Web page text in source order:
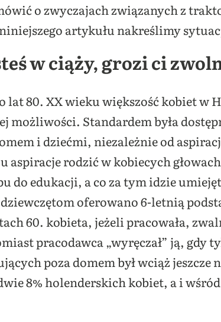
o zwyczajach związanych z
artykułu nakreślimy
w ciąży, grozi ci
lat 80. XX wieku większość kobiet w
możliwości. Standardem była
i dziećmi, niezależnie od
aspiracje rodzić w kobiecych
do edukacji, a co za tym idzie
oferowano 6-letnią
60. kobieta, jeżeli pracowała,
pracodawca „wyręczał” ją, gdy
poza domem był wciąż jeszcze
8% holenderskich kobiet, a i